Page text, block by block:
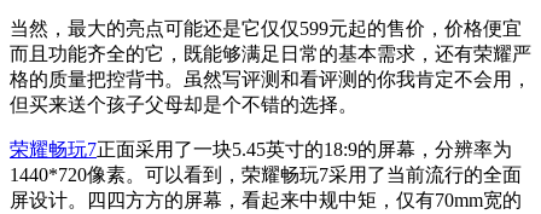
当然，最大的亮点可能还是它仅仅599元起的售价，价格便宜
而且功能齐全的它，既能够满足日常的基本需求，还有荣耀严
格的质量把控背书。虽然写评测和看评测的你我肯定不会用，
但买来送个孩子父母却是个不错的选择。
荣耀畅玩7正面采用了一块5.45英寸的18:9的屏幕，分辨率为
1440*720像素。可以看到，荣耀畅玩7采用了当前流行的全面
屏设计。四四方方的屏幕，看起来中规中矩，仅有70mm宽的